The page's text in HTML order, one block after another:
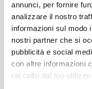
annunci, per fornire
analizzare il nostro
informazioni sul modo
nostri partner che si
pubblicità e social
con altre informazioni
raccolto dal tuo
Inserisci i tuoi
entro 48 ore